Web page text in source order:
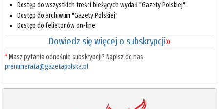
Dostęp do wszystkich treści bieżących wydań "Gazety Polskiej"
Dostęp do archiwum "Gazety Polskiej"
Dostęp do felietonów on-line
Dowiedz się więcej o subskrypcji»
*Masz pytania odnośnie subskrypcji? Napisz do nas
prenumerata@gazetapolska.pl